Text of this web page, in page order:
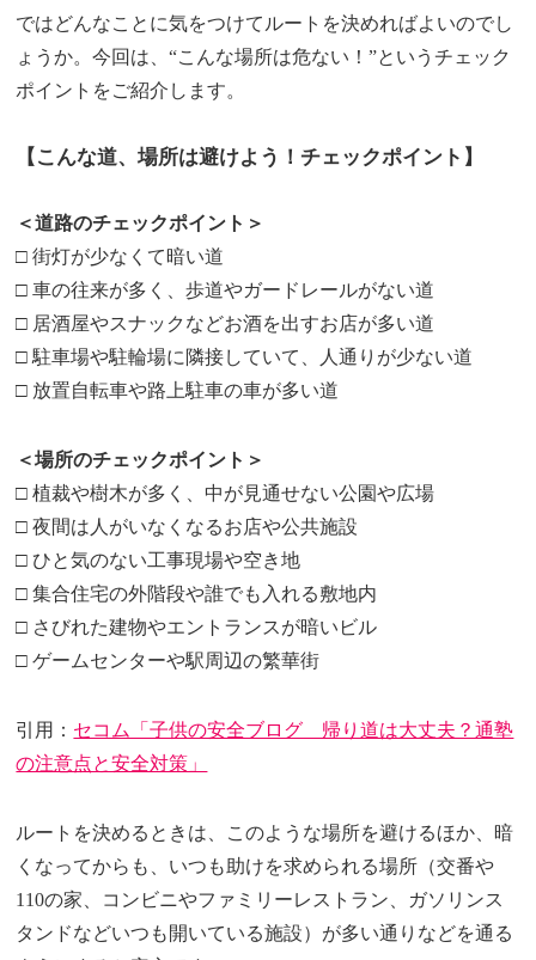
ではどんなことに気をつけてルートを決めればよいのでし
ょうか。今回は、“こんな場所は危ない！”というチェック
ポイントをご紹介します。
【こんな道、場所は避けよう！チェックポイント】
＜道路のチェックポイント＞
□ 街灯が少なくて暗い道
□ 車の往来が多く、歩道やガードレールがない道
□ 居酒屋やスナックなどお酒を出すお店が多い道
□ 駐車場や駐輪場に隣接していて、人通りが少ない道
□ 放置自転車や路上駐車の車が多い道
＜場所のチェックポイント＞
□ 植裁や樹木が多く、中が見通せない公園や広場
□ 夜間は人がいなくなるお店や公共施設
□ ひと気のない工事現場や空き地
□ 集合住宅の外階段や誰でも入れる敷地内
□ さびれた建物やエントランスが暗いビル
□ ゲームセンターや駅周辺の繁華街
引用： セコム「子供の安全ブログ 帰り道は大丈夫？通塾
の注意点と安全対策」
ルートを決めるときは、このような場所を避けるほか、暗
くなってからも、いつも助けを求められる場所（交番や
110の家、コンビニやファミリーレストラン、ガソリンス
タンドなどいつも開いている施設）が多い通りなどを通る